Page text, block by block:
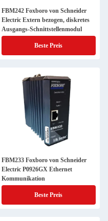
FBM242 Foxboro von Schneider
Electric Extern bezogen, diskretes
Ausgangs-Schnittstellenmodul
Beste Preis
FBM233 Foxboro von Schneider
Electric P0926GX Ethernet
Kommunikation
Beste Preis